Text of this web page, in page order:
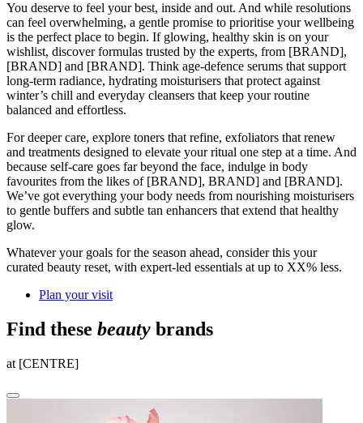
You deserve to feel your best, inside and out. And while resolutions
can feel overwhelming, a gentle promise to prioritise your wellbeing
is the perfect place to begin. If glowing, healthy skin is on your
wishlist, discover formulas trusted by the experts, from [BRAND],
[BRAND] and [BRAND]. Think age-defence serums that support
long-term radiance, hydrating moisturisers that protect against
winter’s chill and everyday cleansers that keep your routine
balanced and effortless.
For deeper care, explore toners that refine, exfoliators that renew
and treatments designed to elevate your ritual one step at a time. And
because self-care goes far beyond the face, indulge in body
favourites from the likes of [BRAND], BRAND] and [BRAND].
We’ve got everything your body needs from nourishing moisturisers
to gentle buffers and subtle tan enhancers that extend that healthy
glow.
Whatever your goals for the season ahead, consider this your
curated beauty reset, with expert-led essentials at up to XX% less.
Plan your visit
Find these beauty brands
at [CENTRE]